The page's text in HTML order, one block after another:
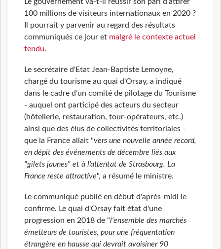
Le gouvernement va-t-il réussir son pari d’attirer
100 millions de visiteurs internationaux en 2020 ?
Il pourrait y parvenir au regard des résultats
communiqués ce jour et malgré le contexte actuel
tendu.
Le secrétaire d'Etat Jean-Baptiste Lemoyne,
chargé du tourisme au quai d'Orsay, a indiqué
dans le cadre d’un comité de pilotage du Tourisme
- auquel ont participé des acteurs du secteur
(hôtellerie, restauration, tour-opérateurs, etc.)
ainsi que des élus de collectivités territoriales -
que la France allait "vers une nouvelle année record,
en dépit des événements de décembre liés aux
"gilets jaunes" et à l'attentat de Strasbourg. La
France reste attractive", a résumé le ministre.
Le communiqué publié en début d'après-midi le
confirme. Le quai d'Orsay fait état d'une
progression en 2018 de "l'ensemble des marchés
émetteurs de touristes, pour une fréquentation
étrangère en hausse qui devrait avoisiner 90